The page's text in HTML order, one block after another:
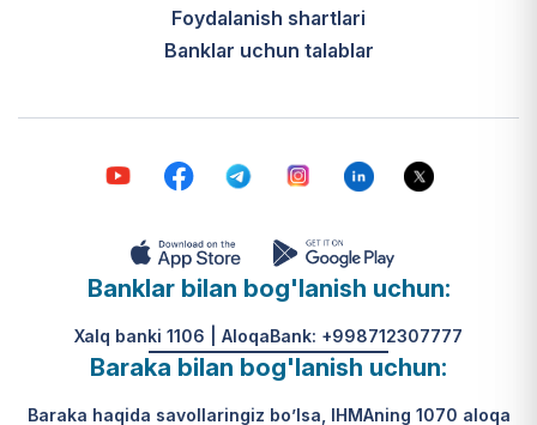
Foydalanish shartlari
Banklar uchun talablar
Banklar bilan bog'lanish uchun:
Xalq banki 1106 | AloqaBank: +998712307777
Baraka bilan bog'lanish uchun:
Baraka haqida savollaringiz bo’lsa, IHMAning 1070 aloqa